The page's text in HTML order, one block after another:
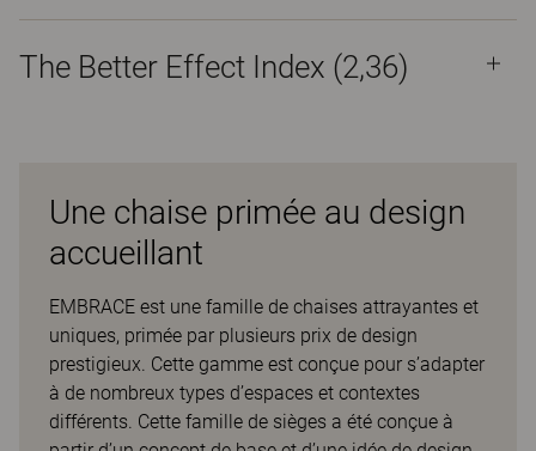
The Better Effect Index (2,36)
Une chaise primée au design
accueillant
EMBRACE est une famille de chaises attrayantes et
uniques, primée par plusieurs prix de design
prestigieux. Cette gamme est conçue pour s’adapter
à de nombreux types d’espaces et contextes
différents. Cette famille de sièges a été conçue à